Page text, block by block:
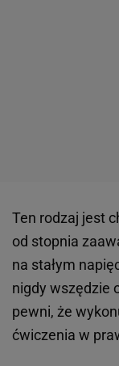
Ten rodzaj jest
od stopnia
na stałym
nigdy wszędzie
pewni, że
ćwiczenia w